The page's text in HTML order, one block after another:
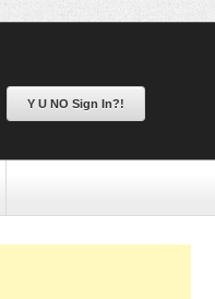
Y U NO Sign In?!